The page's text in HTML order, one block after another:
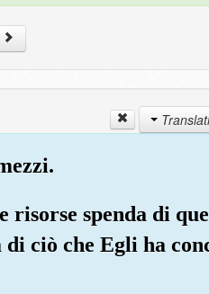
risorse spenda di
ciò che Egli ha